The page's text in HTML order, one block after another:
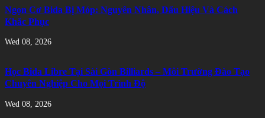
Ngọn Cơ Bida Bị Móp: Nguyên Nhân, Dấu Hiệu Và Cách
Khắc Phục
Wed 08, 2026
Học Bida Libre Tại Sài Gòn Billiards – Môi Trường Đào Tạo
Chuyên Nghiệp Cho Mọi Trình Độ
Wed 08, 2026